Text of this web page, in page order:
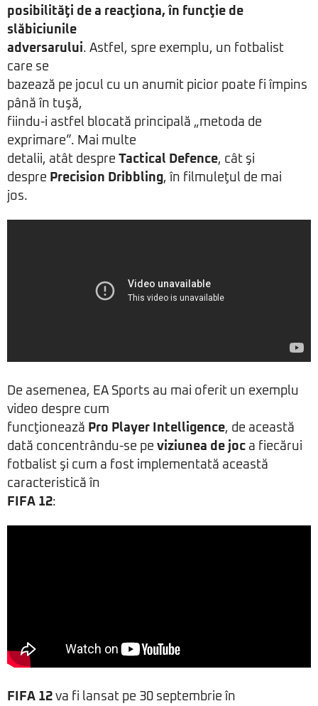
posibilităţi de a reacţiona, în funcţie de
slăbiciunile
adversarului. Astfel, spre exemplu, un fotbalist
care se
bazează pe jocul cu un anumit picior poate fi împins
până în tuşă,
fiindu-i astfel blocată principală „metoda de
exprimare”. Mai multe
detalii, atât despre Tactical Defence, cât şi
despre Precision Dribbling, în filmuleţul de mai
jos.
De asemenea, EA Sports au mai oferit un exemplu
video despre cum
funcţionează Pro Player Intelligence, de această
dată concentrându-se pe viziunea de joc a fiecărui
fotbalist şi cum a fost implementată această
caracteristică în
FIFA 12:
FIFA 12 va fi lansat pe 30 septembrie în